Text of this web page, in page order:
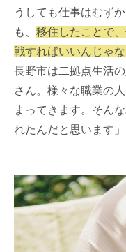
うしても仕事はむず
も、 移住したことで
戦すればいいんじゃ
長野市は二拠点生活
さん。様々な職業の
まってきます。そん
れたんだと思います」